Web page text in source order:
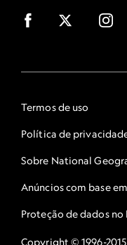
Termos de uso
Política de
Sobre National
Anúncios com base
Proteção de dados no
Copyright © 1996-